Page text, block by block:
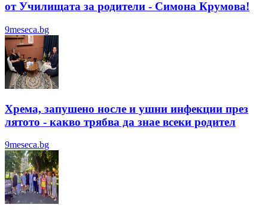
от Училищата за родители - Симона Крумова!
9meseca.bg
Хрема, запушено носле и ушни инфекции през
лятотo - какво трябва да знае всеки родител
9meseca.bg